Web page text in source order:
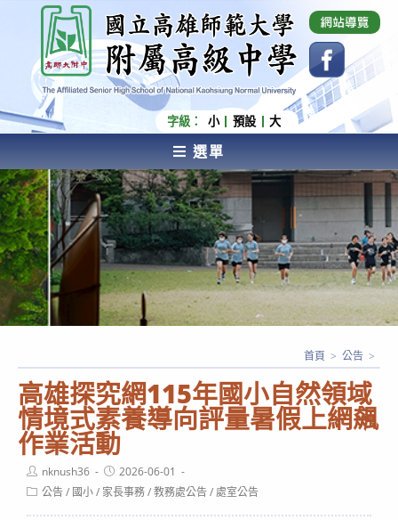
內
容
國立高雄師範大學附屬高級中學 Affiliated Senior
High School of National Kaohsiung Normal
University
字級： 小 預設 大
選單
AFFILIATED SENIOR HIGH SCHOOL OF NATIONAL
KAOHSIUNG NORMAL UNIVERSITY
高雄探究網115年國小自然領域
情境式素養導向評量暑假上網飆
作業活動
首頁 > 公告 >
Post
author:
nknush36
Post
published:
2026-06-01
Post公告/ 國小/ 家長事務/教務處公告/處室公告